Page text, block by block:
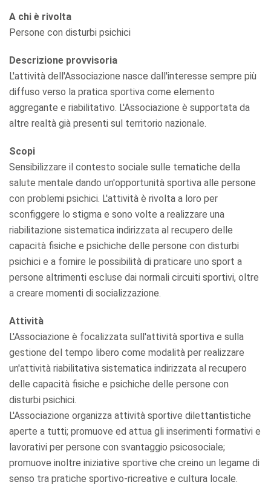
A chi è rivolta
Persone con disturbi psichici
Descrizione provvisoria
L'attività dell'Associazione nasce dall'interesse sempre più
diffuso verso la pratica sportiva come elemento
aggregante e riabilitativo. L'Associazione è supportata da
altre realtà già presenti sul territorio nazionale.
Scopi
Sensibilizzare il contesto sociale sulle tematiche della
salute mentale dando un'opportunità sportiva alle persone
con problemi psichici. L'attività è rivolta a loro per
sconfiggere lo stigma e sono volte a realizzare una
riabilitazione sistematica indirizzata al recupero delle
capacità fisiche e psichiche delle persone con disturbi
psichici e a fornire le possibilità di praticare uno sport a
persone altrimenti escluse dai normali circuiti sportivi, oltre
a creare momenti di socializzazione.
Attività
L'Associazione è focalizzata sull'attività sportiva e sulla
gestione del tempo libero come modalità per realizzare
un'attività riabilitativa sistematica indirizzata al recupero
delle capacità fisiche e psichiche delle persone con
disturbi psichici.
L'Associazione organizza attività sportive dilettantistiche
aperte a tutti; promuove ed attua gli inserimenti formativi e
lavorativi per persone con svantaggio psicosociale;
promuove inoltre iniziative sportive che creino un legame di
senso tra pratiche sportivo-ricreative e cultura locale.